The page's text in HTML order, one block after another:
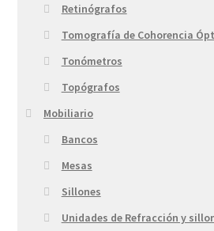
Retinógrafos
Tomografía de Cohorencia
Tonómetros
Topógrafos
Mobiliario
Bancos
Mesas
Sillones
Unidades de Refracción y